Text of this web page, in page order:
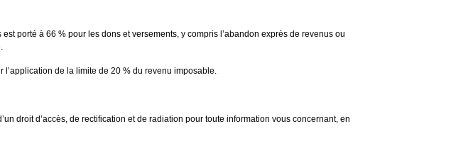
porté à 66 % pour les dons et versements, y compris l’abandon exprès de revenus ou
l’application de la limite de 20 % du revenu imposable.
droit d’accès, de rectification et de radiation pour toute information vous concernant, en